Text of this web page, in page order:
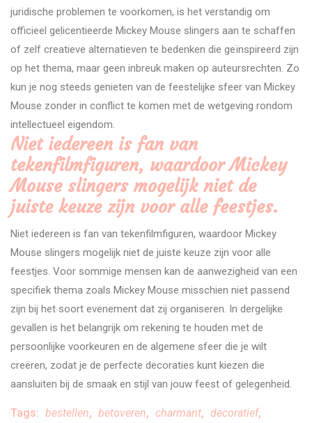
juridische problemen te voorkomen, is het verstandig om
officieel gelicentieerde Mickey Mouse slingers aan te schaffen
of zelf creatieve alternatieven te bedenken die geïnspireerd zijn
op het thema, maar geen inbreuk maken op auteursrechten. Zo
kun je nog steeds genieten van de feestelijke sfeer van Mickey
Mouse zonder in conflict te komen met de wetgeving rondom
intellectueel eigendom.
Niet iedereen is fan van
tekenfilmfiguren, waardoor Mickey
Mouse slingers mogelijk niet de
juiste keuze zijn voor alle feestjes.
Niet iedereen is fan van tekenfilmfiguren, waardoor Mickey
Mouse slingers mogelijk niet de juiste keuze zijn voor alle
feestjes. Voor sommige mensen kan de aanwezigheid van een
specifiek thema zoals Mickey Mouse misschien niet passend
zijn bij het soort evenement dat zij organiseren. In dergelijke
gevallen is het belangrijk om rekening te houden met de
persoonlijke voorkeuren en de algemene sfeer die je wilt
creëren, zodat je de perfecte decoraties kunt kiezen die
aansluiten bij de smaak en stijl van jouw feest of gelegenheid.
Tags: bestellen, betoveren, charmant, decoratief,